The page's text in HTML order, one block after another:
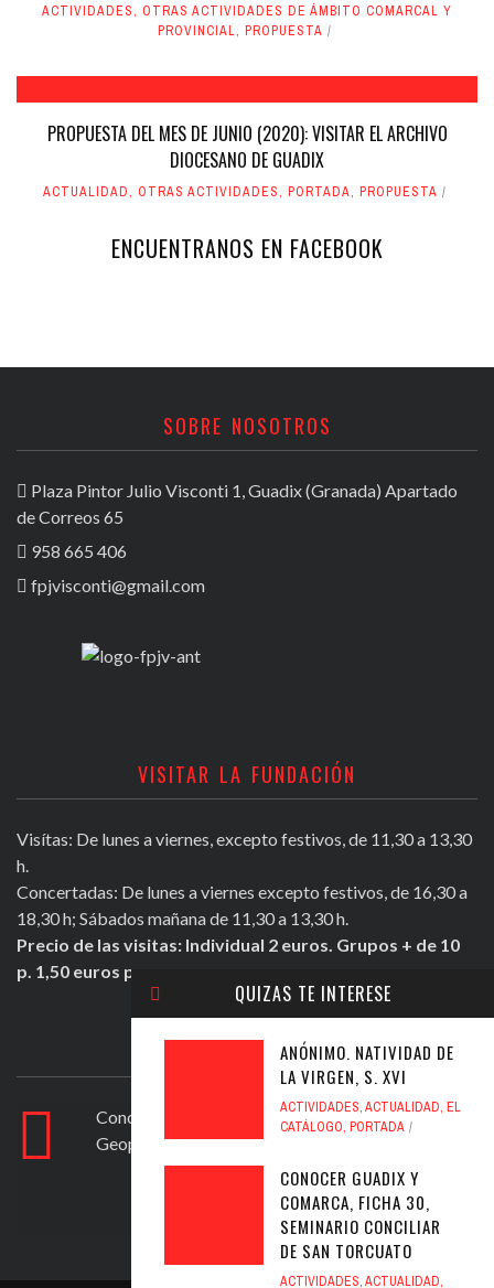
ACTIVIDADES, OTRAS ACTIVIDADES DE ÁMBITO COMARCAL Y
PROVINCIAL, PROPUESTA
PROPUESTA DEL MES DE JUNIO (2020): VISITAR EL ARCHIVO
DIOCESANO DE GUADIX
ACTUALIDAD, OTRAS ACTIVIDADES, PORTADA, PROPUESTA
QUIZAS TE INTERESE
ANÓNIMO. NATIVIDAD DE
LA VIRGEN, S. XVI
ACTIVIDADES,ACTUALIDAD, EL
CATÁLOGO, PORTADA
CONOCER GUADIX Y
COMARCA, FICHA 30,
SEMINARIO CONCILIAR
DE SAN TORCUATO
ACTIVIDADES,ACTUALIDAD,
ENCUENTRANOS EN FACEBOOK
SOBRE NOSOTROS
Plaza Pintor Julio Visconti 1, Guadix (Granada) Apartado
de Correos 65
958 665 406
fpjvisconti@gmail.com
VISITAR LA FUNDACIÓN
Visítas: De lunes a viernes, excepto festivos, de 11,30 a 13,30
h.
Concertadas: De lunes a viernes excepto festivos, de 16,30 a
18,30 h; Sábados mañana de 11,30 a 13,30 h.
Precio de las visitas: Individual 2 euros. Grupos + de 10
p. 1,50 euros persona.
ULTIMOS TWEETS
Conocer Guadix y comarca, ficha nº 83. El
Geoparque de Granada
Jul 12, 2020